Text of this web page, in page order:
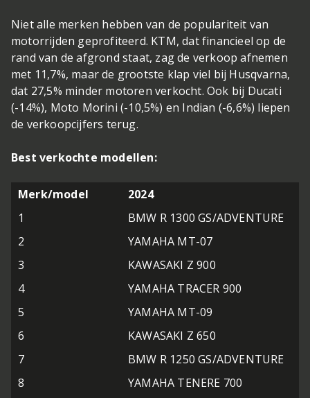
Niet alle merken hebben van de populariteit van
motorrijden geprofiteerd. KTM, dat financieel op de
rand van de afgrond staat, zag de verkoop afnemen
met 11,7%, maar de grootste klap viel bij Husqvarna,
dat 27,5% minder motoren verkocht. Ook bij Ducati
(-14%), Moto Morini (-10,5%) en Indian (-6,6%) liepen
de verkoopcijfers terug.
Best verkochte modellen:
Merk/model
2024
1
BMW R 1300 GS/ADVENTURE
2
YAMAHA MT-07
3
KAWASAKI Z 900
4
YAMAHA TRACER 900
5
YAMAHA MT-09
6
KAWASAKI Z 650
7
BMW R 1250 GS/ADVENTURE
8
YAMAHA TENERE 700